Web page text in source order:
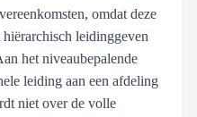
omdat deze
leidinggeven
het niveaubepalende
leiding aan een afdeling
niet over de volle